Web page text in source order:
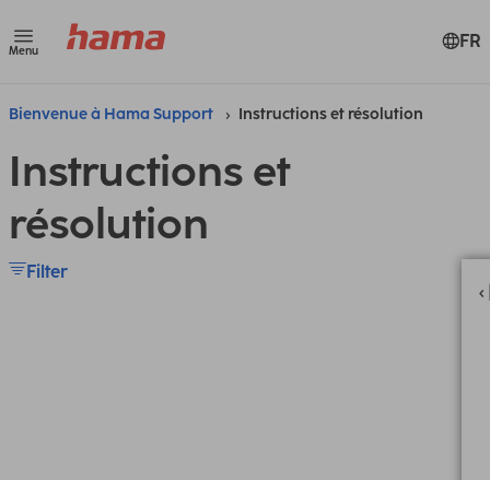
Menu FR
Bienvenue à Hama Support Instructions et résolution
Instructions et
résolution
Filter